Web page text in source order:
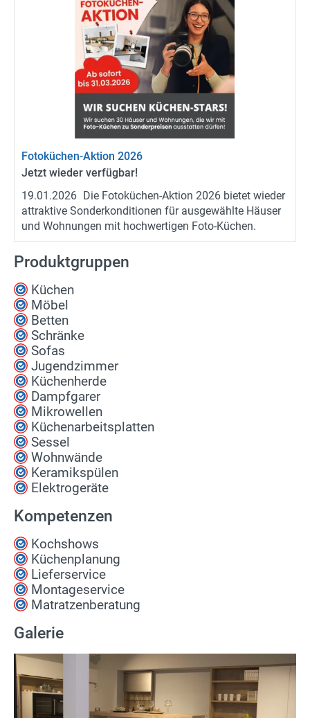
Fotoküchen-​Aktion 2026
Jetzt wie­der ver­füg­bar!
19.01.2026 Die Fotoküchen-​Aktion 2026 bie­tet wie­der
at­trak­ti­ve Son­der­kon­di­tio­nen für aus­ge­wähl­te Häu­ser
und Woh­nun­gen mit hoch­wer­ti­gen Foto-​Küchen.
Produktgruppen
Küchen
Möbel
Betten
Schränke
Sofas
Jugendzimmer
Küchenherde
Dampfgarer
Mikrowellen
Küchenarbeitsplatten
Sessel
Wohnwände
Keramikspülen
Elektrogeräte
Kompetenzen
Kochshows
Küchenplanung
Lieferservice
Montageservice
Matratzenberatung
Galerie